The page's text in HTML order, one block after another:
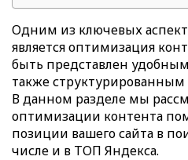
Одним из ключевых
является оптимизация
быть представлен удобным
также
В данном разделе мы
оптимизации контента
позиции вашего сайта в
числе и в ТОП Яндекса.